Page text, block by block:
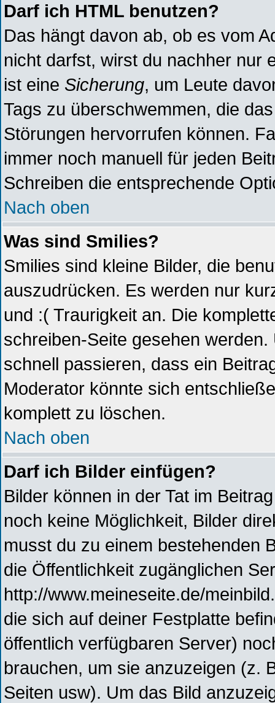
Darf ich HTML benutzen?
Das hängt davon ab, ob es vom
nicht darfst, wirst du nachher nur
ist eine Sicherung, um Leute
Tags zu überschwemmen, die
Störungen hervorrufen können.
immer noch manuell für jeden
Schreiben die entsprechende
Nach oben
Was sind Smilies?
Smilies sind kleine Bilder, die
auszudrücken. Es werden nur
und :( Traurigkeit an. Die
schreiben-Seite gesehen
schnell passieren, dass ein
Moderator könnte sich
komplett zu löschen.
Nach oben
Darf ich Bilder einfügen?
Bilder können in der Tat im
noch keine Möglichkeit, Bilder
musst du zu einem bestehenden
die Öffentlichkeit zugänglichen
http://www.meineseite.de/
die sich auf deiner Festplatte
öffentlich verfügbaren Server)
brauchen, um sie anzuzeigen (z.
Seiten usw). Um das Bild